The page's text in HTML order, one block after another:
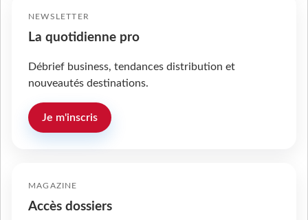
NEWSLETTER
La quotidienne pro
Débrief business, tendances distribution et
nouveautés destinations.
Je m'inscris
MAGAZINE
Accès dossiers